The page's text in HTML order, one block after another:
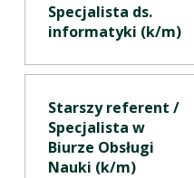
Specjalista ds.
informatyki (k/m) ​​​​
Starszy referent /
Specjalista w
Biurze Obsługi
Nauki (k/m) ​